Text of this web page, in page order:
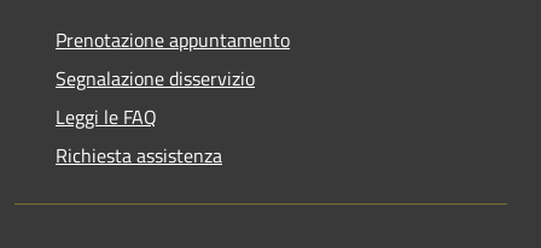
Prenotazione appuntamento
Segnalazione disservizio
Leggi le FAQ
Richiesta assistenza